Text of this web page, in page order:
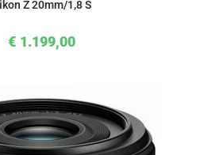
Z 20mm/1,8 S
€ 1.199,00